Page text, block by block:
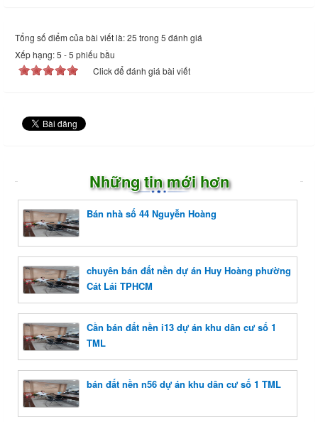
Tổng số điểm của bài viết là: 25 trong 5 đánh giá
Xếp hạng:5 -5 phiếu bầu
Click để đánh giá bài viết
Những tin mới hơn
Bán nhà số 44 Nguyễn Hoàng
chuyên bán đất nền dự án Huy Hoàng phường
Cát Lái TPHCM
Cần bán đất nền i13 dự án khu dân cư số 1
TML
bán đất nền n56 dự án khu dân cư số 1 TML